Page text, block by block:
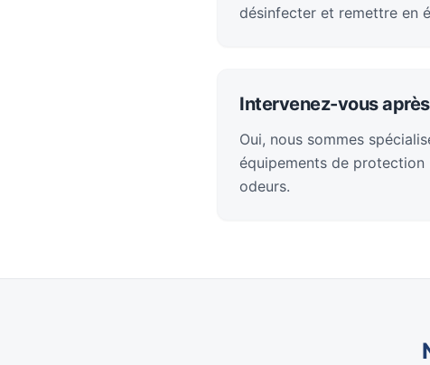
désinfecter et remettre en
Intervenez-vous
Oui, nous sommes
équipements de
odeurs.